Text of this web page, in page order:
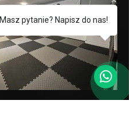
Masz pytanie? Napisz do nas!